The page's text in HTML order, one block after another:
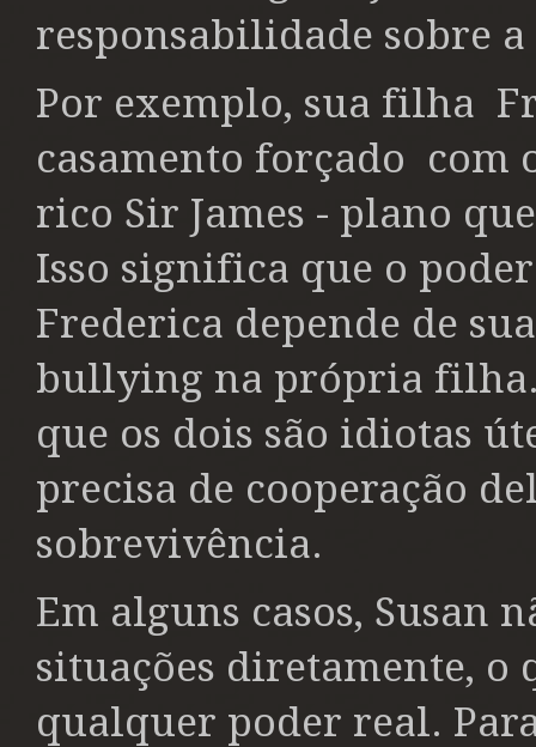
responsabilidade sobre
Por exemplo, sua filha
casamento forçado com
rico Sir James - plano
Isso significa que o
Frederica depende de
bullying na própria filha.
que os dois são idiotas
precisa de cooperação
sobrevivência.
Em alguns casos, Susan
situações diretamente, o
qualquer poder real.